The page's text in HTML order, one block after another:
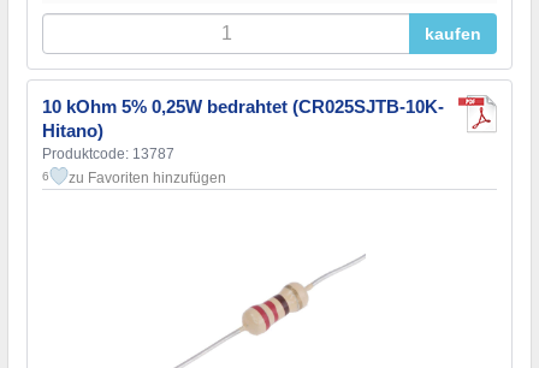
kaufen
10 kOhm 5% 0,25W bedrahtet (CR025SJTB-10K-
Hitano)
Produktcode: 13787
6 zu Favoriten hinzufügen